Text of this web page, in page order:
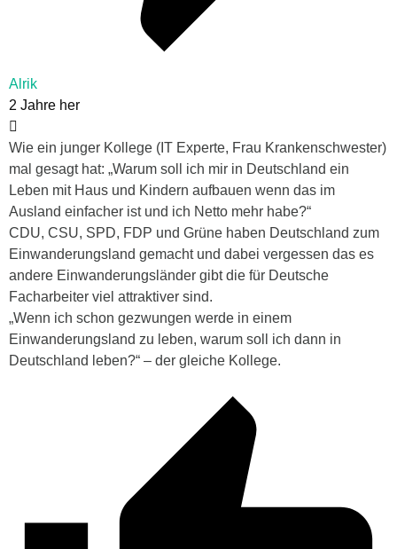
Alrik
2 Jahre her
Wie ein junger Kollege (IT Experte, Frau Krankenschwester)
mal gesagt hat: „Warum soll ich mir in Deutschland ein
Leben mit Haus und Kindern aufbauen wenn das im
Ausland einfacher ist und ich Netto mehr habe?“
CDU, CSU, SPD, FDP und Grüne haben Deutschland zum
Einwanderungsland gemacht und dabei vergessen das es
andere Einwanderungsländer gibt die für Deutsche
Facharbeiter viel attraktiver sind.
„Wenn ich schon gezwungen werde in einem
Einwanderungsland zu leben, warum soll ich dann in
Deutschland leben?“ – der gleiche Kollege.